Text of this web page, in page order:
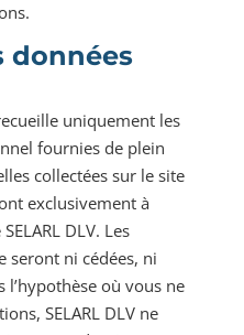
données
uniquement les
fournies de plein
collectées sur le site
exclusivement à
DLV. Les
seront ni cédées, ni
l’hypothèse où vous ne
SELARL DLV ne